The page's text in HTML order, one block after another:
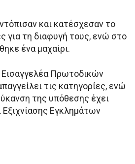
και κατέσχεσαν το
για τη διαφυγή τους, ενώ στο
ένα μαχαίρι.
Εισαγγελέα Πρωτοδικών
τις κατηγορίες, ενώ
της υπόθεσης έχει
Εγκλημάτων